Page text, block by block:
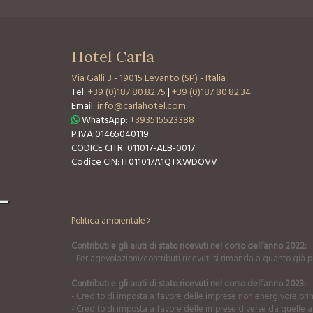
Hotel Carla
Via Galli 3- 19015 Levanto (SP) - Italia
Tel:+39 (0)187 80.82.75|+39 (0)187 80.82.34
Email: info@carlahotel.com
WhatsApp:+393515523388
P.IVA 01465040119
CODICE CITR: 011017-ALB-0017
Codice CIN: IT011017A1QTXWDOVV
Politica ambientale
Contributi e gli aiuti di stato ricevuti nel corso dell’anno 2022:
- Per agevolazioni/contributi ricevuti si rimanda a quanto già
Contributi e gli aiuti di stato ricevuti nel corso dell’anno 2023:
- Credito di imposta a favore delle imprese non energivore
- Credito di imposta a favore delle imprese diverse da quelle